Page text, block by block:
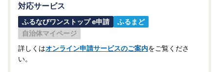
対応サービス
ふるなびワンストップ e申請
ふるまど
自治体マイページ
詳しくはオンライン申請サービスのご案内をご覧くださ
い。